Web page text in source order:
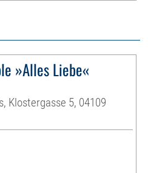
»Alles Liebe«
Klostergasse 5, 04109